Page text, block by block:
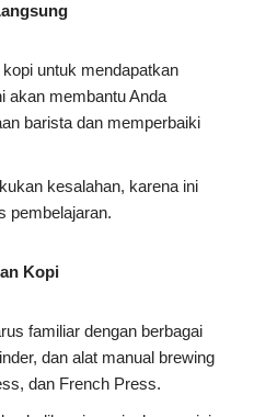
untuk mendapatkan
akan membantu Anda
barista dan memperbaiki
kesalahan, karena ini
pembelajaran.
Kopi
familiar dengan berbagai
dan alat manual brewing
dan French Press.